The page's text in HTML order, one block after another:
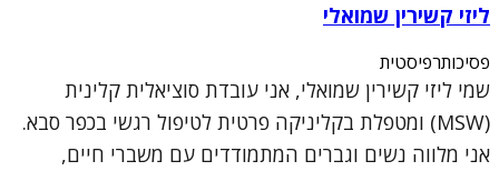
ליזי קשירין שמואלי
פסיכותרפיסטית
שמי ליזי קשירין שמואלי, אני עובדת סוציאלית קלינית
(MSW) ומטפלת בקליניקה פרטית לטיפול רגשי בכפר סבא.
אני מלווה נשים וגברים המתמודדים עם משברי חיים,